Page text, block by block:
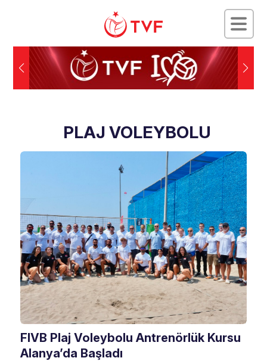
PLAJ VOLEYBOLU
FIVB Plaj Voleybolu Antrenörlük Kursu
Alanya’da Başladı